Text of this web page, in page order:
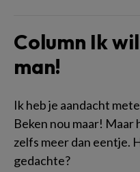
Column Ik
man!
Ik heb je aandacht
Beken nou maar! Maar
zelfs meer dan eentje.
gedachte?